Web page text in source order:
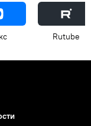
Rutube